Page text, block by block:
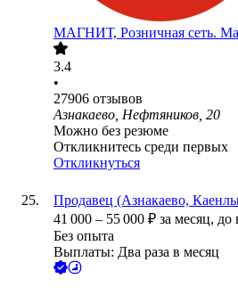
МАГНИТ, Розничная сеть.
3.4
•
27906 отзывов
Азнакаево, Нефтяников, 20
Можно без резюме
Откликнитесь среди первых
Откликнуться
Продавец (Азнакаево,
41 000 – 55 000 ₽ за месяц, до
Без опыта
Выплаты: Два раза в месяц